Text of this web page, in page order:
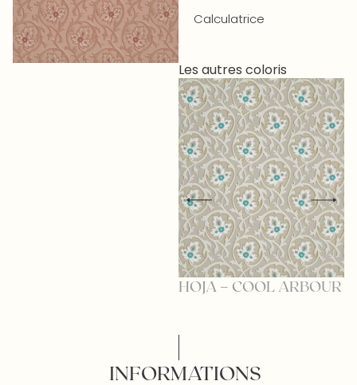
Calculatrice
Les autres coloris
HOJA – COOL ARBOUR
INFORMATIONS